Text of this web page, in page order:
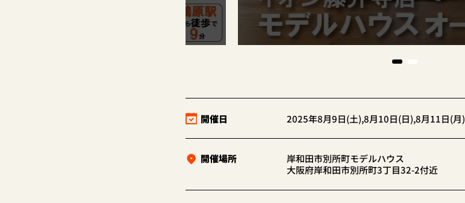
開催日 2025年8月9日(土),8月10日(日),8月11日(月)
開催場所
岸和田市別所町モデルハウス
大阪府岸和田市別所町3丁目32-2付近